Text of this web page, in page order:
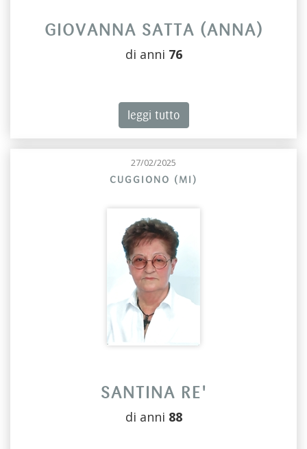
GIOVANNA SATTA (ANNA)
di anni 76
leggi tutto
27/02/2025
CUGGIONO (MI)
SANTINA RE'
di anni 88